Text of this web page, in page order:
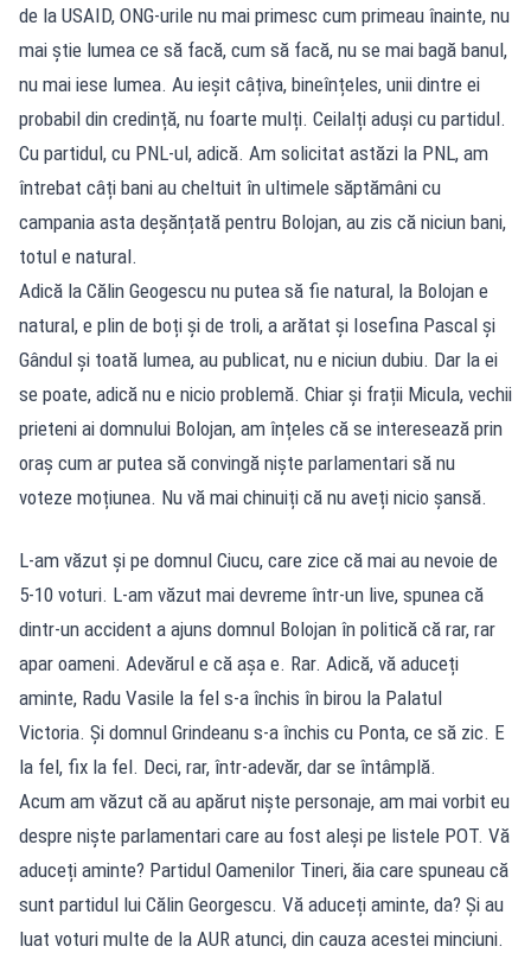
de la USAID, ONG-urile nu mai primesc cum primeau înainte, nu
mai știe lumea ce să facă, cum să facă, nu se mai bagă banul,
nu mai iese lumea. Au ieșit câțiva, bineînțeles, unii dintre ei
probabil din credință, nu foarte mulți. Ceilalți aduși cu partidul.
Cu partidul, cu PNL-ul, adică. Am solicitat astăzi la PNL, am
întrebat câți bani au cheltuit în ultimele săptămâni cu
campania asta deșănțată pentru Bolojan, au zis că niciun bani,
totul e natural.
Adică la Călin Geogescu nu putea să fie natural, la Bolojan e
natural, e plin de boți și de troli, a arătat și Iosefina Pascal și
Gândul și toată lumea, au publicat, nu e niciun dubiu. Dar la ei
se poate, adică nu e nicio problemă. Chiar și frații Micula, vechii
prieteni ai domnului Bolojan, am înțeles că se interesează prin
oraș cum ar putea să convingă niște parlamentari să nu
voteze moțiunea. Nu vă mai chinuiți că nu aveți nicio șansă.
L-am văzut și pe domnul Ciucu, care zice că mai au nevoie de
5-10 voturi. L-am văzut mai devreme într-un live, spunea că
dintr-un accident a ajuns domnul Bolojan în politică că rar, rar
apar oameni. Adevărul e că așa e. Rar. Adică, vă aduceți
aminte, Radu Vasile la fel s-a închis în birou la Palatul
Victoria. Și domnul Grindeanu s-a închis cu Ponta, ce să zic. E
la fel, fix la fel. Deci, rar, într-adevăr, dar se întâmplă.
Acum am văzut că au apărut niște personaje, am mai vorbit eu
despre niște parlamentari care au fost aleși pe listele POT. Vă
aduceți aminte? Partidul Oamenilor Tineri, ăia care spuneau că
sunt partidul lui Călin Georgescu. Vă aduceți aminte, da? Și au
luat voturi multe de la AUR atunci, din cauza acestei minciuni.